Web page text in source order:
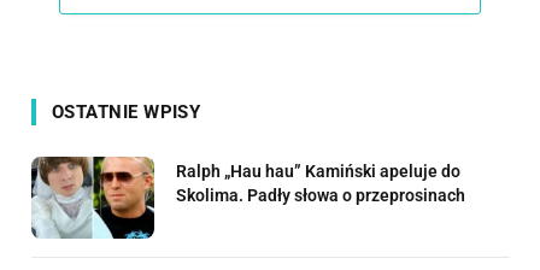
OSTATNIE WPISY
Ralph „Hau hau” Kamiński apeluje do
Skolima. Padły słowa o przeprosinach